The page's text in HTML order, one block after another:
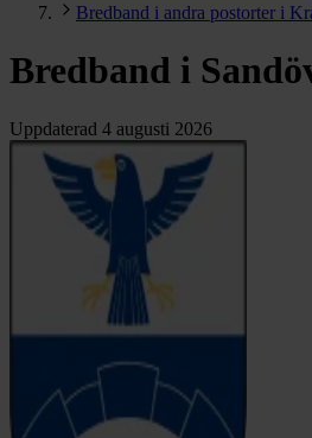
Bredband i andra postorter i
Bredband i
Uppdaterad 4 augusti 2026